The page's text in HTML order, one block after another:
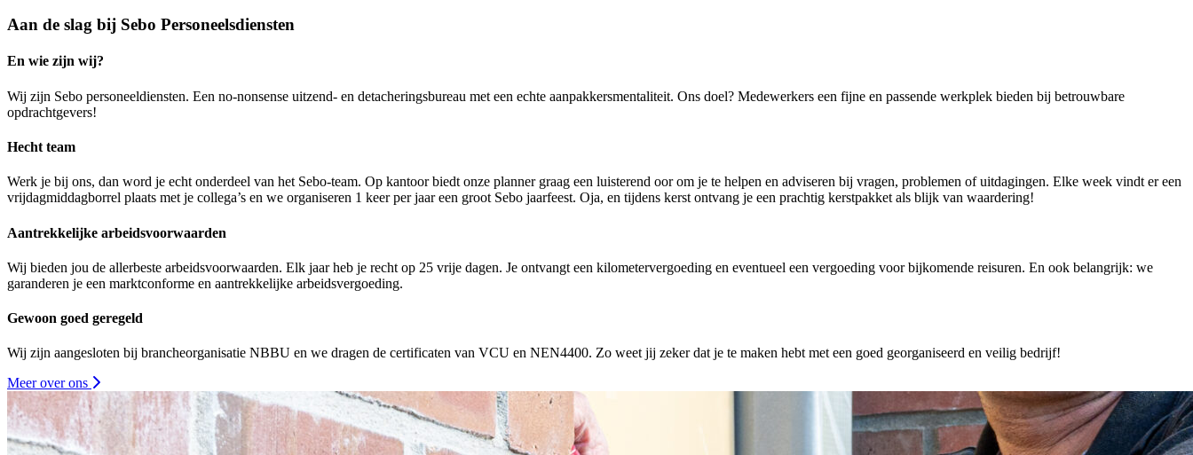
Aan de slag bij Sebo Personeelsdiensten
En wie zijn wij?
Wij zijn Sebo personeeldiensten. Een no-nonsense uitzend- en detacheringsbureau met een echte aanpakkersmentaliteit. Ons doel? Medewerkers een fijne en passende werkplek bieden bij betrouwbare
opdrachtgevers!
Hecht team
Werk je bij ons, dan word je echt onderdeel van het Sebo-team. Op kantoor biedt onze planner graag een luisterend oor om je te helpen en adviseren bij vragen, problemen of uitdagingen. Elke week vindt er een
vrijdagmiddagborrel plaats met je collega’s en we organiseren 1 keer per jaar een groot Sebo jaarfeest. Oja, en tijdens kerst ontvang je een prachtig kerstpakket als blijk van waardering!
Aantrekkelijke arbeidsvoorwaarden
Wij bieden jou de allerbeste arbeidsvoorwaarden. Elk jaar heb je recht op 25 vrije dagen. Je ontvangt een kilometervergoeding en eventueel een vergoeding voor bijkomende reisuren. En ook belangrijk: we
garanderen je een marktconforme en aantrekkelijke arbeidsvergoeding.
Gewoon goed geregeld
Wij zijn aangesloten bij brancheorganisatie NBBU en we dragen de certificaten van VCU en NEN4400. Zo weet jij zeker dat je te maken hebt met een goed georganiseerd en veilig bedrijf!
Meer over ons